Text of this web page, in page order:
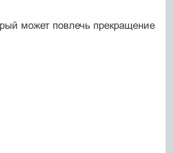
может повлечь прекращение